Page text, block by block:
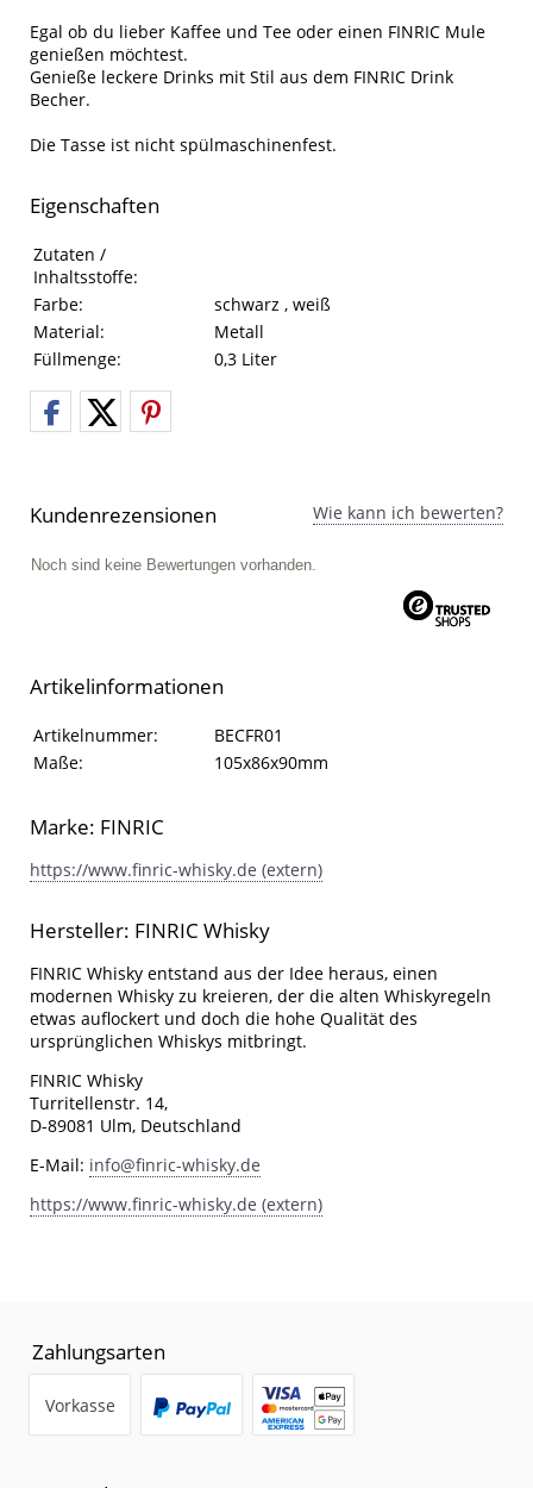
Egal ob du lieber Kaffee und Tee oder einen FINRIC Mule
genießen möchtest.
Genieße leckere Drinks mit Stil aus dem FINRIC Drink
Becher.
Die Tasse ist nicht spülmaschinenfest.
Eigenschaften
Eigenschaften des Produkts
Eigenschaft
Zutaten /
Inhaltsstoffe:
Farbe:
schwarz , weiß
Material:
Metall
Füllmenge:
0,3 Liter
Kundenrezensionen Wie kann ich bewerten?
Noch sind keine Bewertungen vorhanden.
Artikelinformationen
Artikelinformationen
Eigenschaft Wert
Artikelnummer:
BECFR01
Maße:
105x86x90mm
Marke: FINRIC
https://www.finric-whisky.de (extern)
Hersteller: FINRIC Whisky
FINRIC Whisky entstand aus der Idee heraus, einen
modernen Whisky zu kreieren, der die alten Whiskyregeln
etwas auflockert und doch die hohe Qualität des
ursprünglichen Whiskys mitbringt.
FINRIC Whisky
Turritellenstr. 14,
D-89081 Ulm, Deutschland
E-Mail: info@finric-whisky.de
https://www.finric-whisky.de (extern)
Zahlungsarten
Vorkasse